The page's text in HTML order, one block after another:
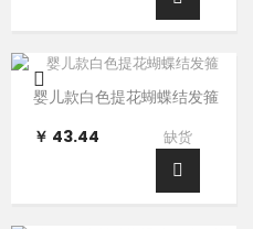
婴儿款白色提花蝴蝶结发箍
￥ 43.44
缺货